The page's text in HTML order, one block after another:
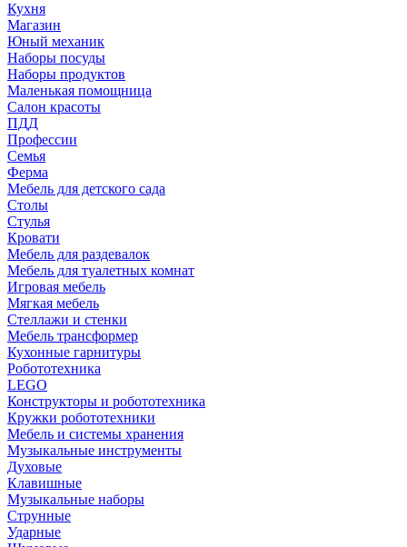
Кухня
Магазин
Юный механик
Наборы посуды
Наборы продуктов
Маленькая помощница
Салон красоты
ПДД
Профессии
Семья
Ферма
Мебель для детского сада
Столы
Cтулья
Кровати
Мебель для раздевалок
Мебель для туалетных комнат
Игровая мебель
Мягкая мебель
Стеллажи и стенки
Мебель трансформер
Кухонные гарнитуры
Робототехника
LEGO
Конструкторы и робототехника
Кружки робототехники
Мебель и системы хранения
Музыкальные инструменты
Духовые
Клавишные
Музыкальные наборы
Струнные
Ударные